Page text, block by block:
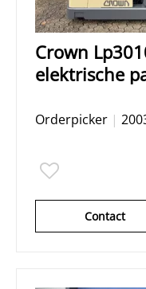
Crown
elektrische
Orderpicker |
Contact